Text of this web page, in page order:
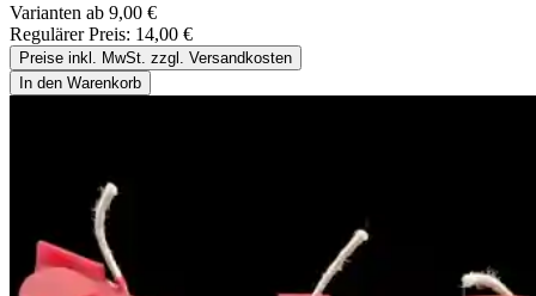
Varianten ab 9,00 €
Regulärer Preis: 14,00 €
Preise inkl. MwSt. zzgl. Versandkosten
In den Warenkorb